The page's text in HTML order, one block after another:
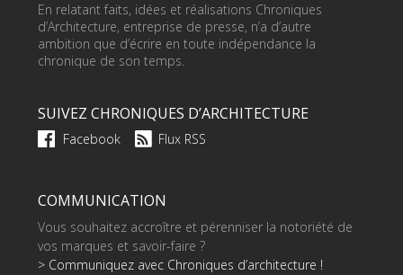
En relatant faits, idées et réalisations Chroniques
d’Architecture, entreprise de presse, n’a d’autre
ambition que d’écrire en toute indépendance la
chronique de son temps.
SUIVEZ CHRONIQUES D’ARCHITECTURE
Facebook Flux RSS
COMMUNICATION
Vous souhaitez accroître et pérenniser la notoriété de
vos marques et savoir-faire ?
> Communiquez avec Chroniques d’architecture !